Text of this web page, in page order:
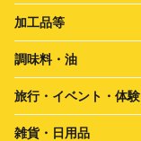
加工品等
調味料・油
旅行・イベント・体験
雑貨・日用品